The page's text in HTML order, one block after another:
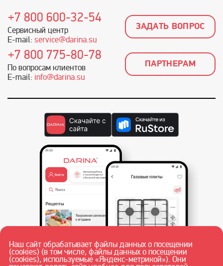
+7 800 600-32-54
Сервисный центр
E-mail: service@darina.su
ЗАДАТЬ ВОПРОС
+7 800 775-80-78
По вопросам клиентов
E-mail: info@darina.su
ПАРТНЕРАМ
Наш сайт обрабатывает файлы данных о посещении
(cookies) (в том числе, файлы данных о посещении
(cookies), используемые «Яндекс-метрикой»). Они